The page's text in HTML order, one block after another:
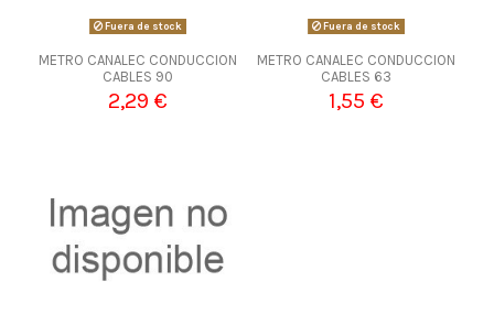
Fuera de stock
METRO CANALEC CONDUCCION
CABLES 90
2,29 €
Fuera de stock
METRO CANALEC CONDUCCION
CABLES 63
1,55 €